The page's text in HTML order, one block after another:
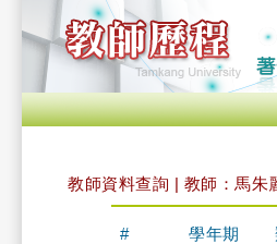
教師資料查詢 | 教師：馬朱
# 學年期